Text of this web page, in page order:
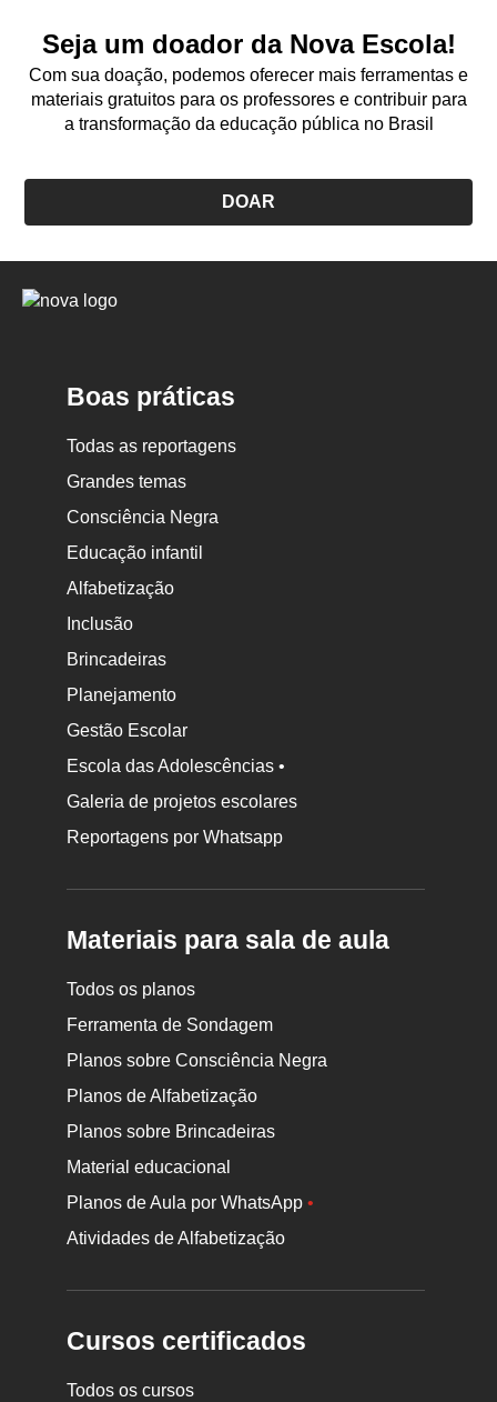
Seja um doador da Nova Escola!
Com sua doação, podemos oferecer mais ferramentas e
materiais gratuitos para os professores e contribuir para
a transformação da educação pública no Brasil
DOAR
Logo
Boas práticas
Todas as reportagens
Grandes temas
Consciência Negra
Educação infantil
Alfabetização
Inclusão
Brincadeiras
Planejamento
Gestão Escolar
Escola das Adolescências •
Galeria de projetos escolares
Reportagens por Whatsapp
Materiais para sala de aula
Todos os planos
Ferramenta de Sondagem
Planos sobre Consciência Negra
Planos de Alfabetização
Planos sobre Brincadeiras
Material educacional
Planos de Aula por WhatsApp•
Atividades de Alfabetização
Cursos certificados
Todos os cursos